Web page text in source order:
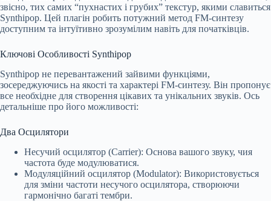
звісно, тих самих “пухнастих і грубих” текстур, якими славиться
Synthipop. Цей плагін робить потужний метод FM-синтезу
доступним та інтуїтивно зрозумілим навіть для початківців.
Ключові Особливості Synthipop
Synthipop не перевантажений зайвими функціями,
зосереджуючись на якості та характері FM-синтезу. Він пропонує
все необхідне для створення цікавих та унікальних звуків. Ось
детальніше про його можливості:
Два Осцилятори
Несучий осцилятор (Carrier): Основа вашого звуку, чия
частота буде модулюватися.
Модуляційний осцилятор (Modulator): Використовується
для зміни частоти несучого осцилятора, створюючи
гармонічно багаті тембри.